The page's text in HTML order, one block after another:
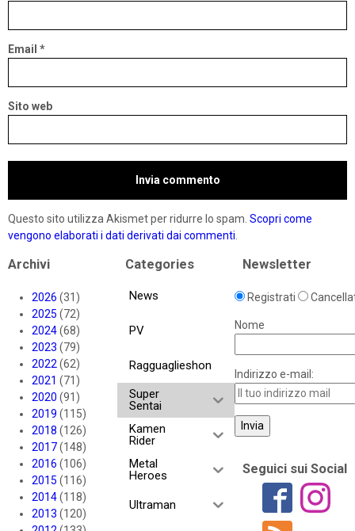
Email *
Sito web
Questo sito utilizza Akismet per ridurre lo spam. Scopri come
vengono elaborati i dati derivati dai commenti.
Archivi
2026 (31)
2025 (72)
2024(68)
2023 (79)
2022(62)
2021 (71)
2020 (91)
2019 (115)
2018 (126)
2017(148)
2016 (106)
2015 (116)
2014(118)
2013 (120)
Categories
News
PV
Ragguaglieshon
Super
Sentai
Kamen
Rider
Metal
Heroes
Ultraman
Newsletter
Registrati
Nome
Indirizzo e-mail:
Seguici sui Social